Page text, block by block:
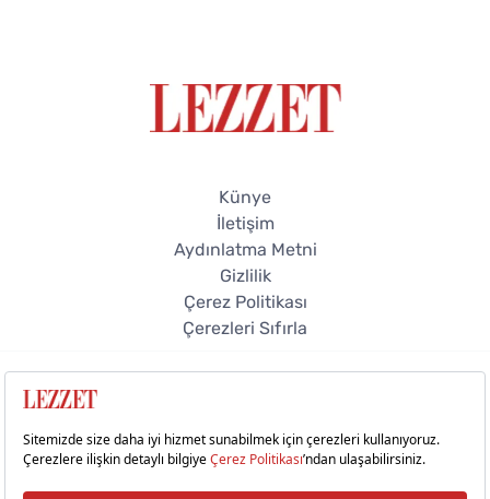
Künye
İletişim
Aydınlatma Metni
Gizlilik
Çerez Politikası
Çerezleri Sıfırla